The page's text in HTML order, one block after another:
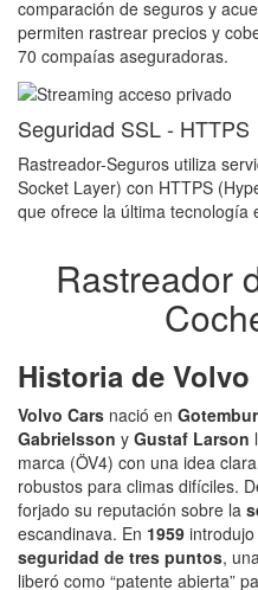
comparación de seguros y
permiten rastrear precios y
70 compaías aseguradoras.
Seguridad SSL - HTTPS
Rastreador-Seguros utiliza
Socket Layer) con HTTPS
que ofrece la última tecnología
Rastreador
Historia de Volvo
Volvo Cars nació en
Gabrielsson y Gustaf Larson
marca (ÖV4) con una idea
robustos para climas difíciles.
forjado su reputación sobre la
escandinava. En 1959
seguridad de tres puntos,
liberó como “patente abierta”